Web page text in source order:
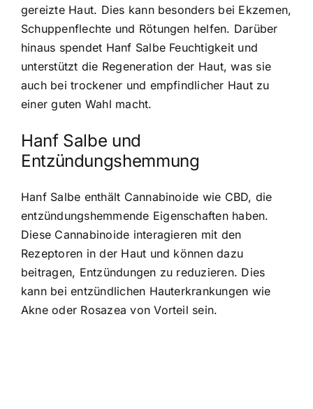
gereizte Haut. Dies kann besonders bei Ekzemen,
Schuppenflechte und Rötungen helfen. Darüber
hinaus spendet Hanf Salbe Feuchtigkeit und
unterstützt die Regeneration der Haut, was sie
auch bei trockener und empfindlicher Haut zu
einer guten Wahl macht.
Hanf Salbe und
Entzündungshemmung
Hanf Salbe enthält Cannabinoide wie CBD, die
entzündungshemmende Eigenschaften haben.
Diese Cannabinoide interagieren mit den
Rezeptoren in der Haut und können dazu
beitragen, Entzündungen zu reduzieren. Dies
kann bei entzündlichen Hauterkrankungen wie
Akne oder Rosazea von Vorteil sein.